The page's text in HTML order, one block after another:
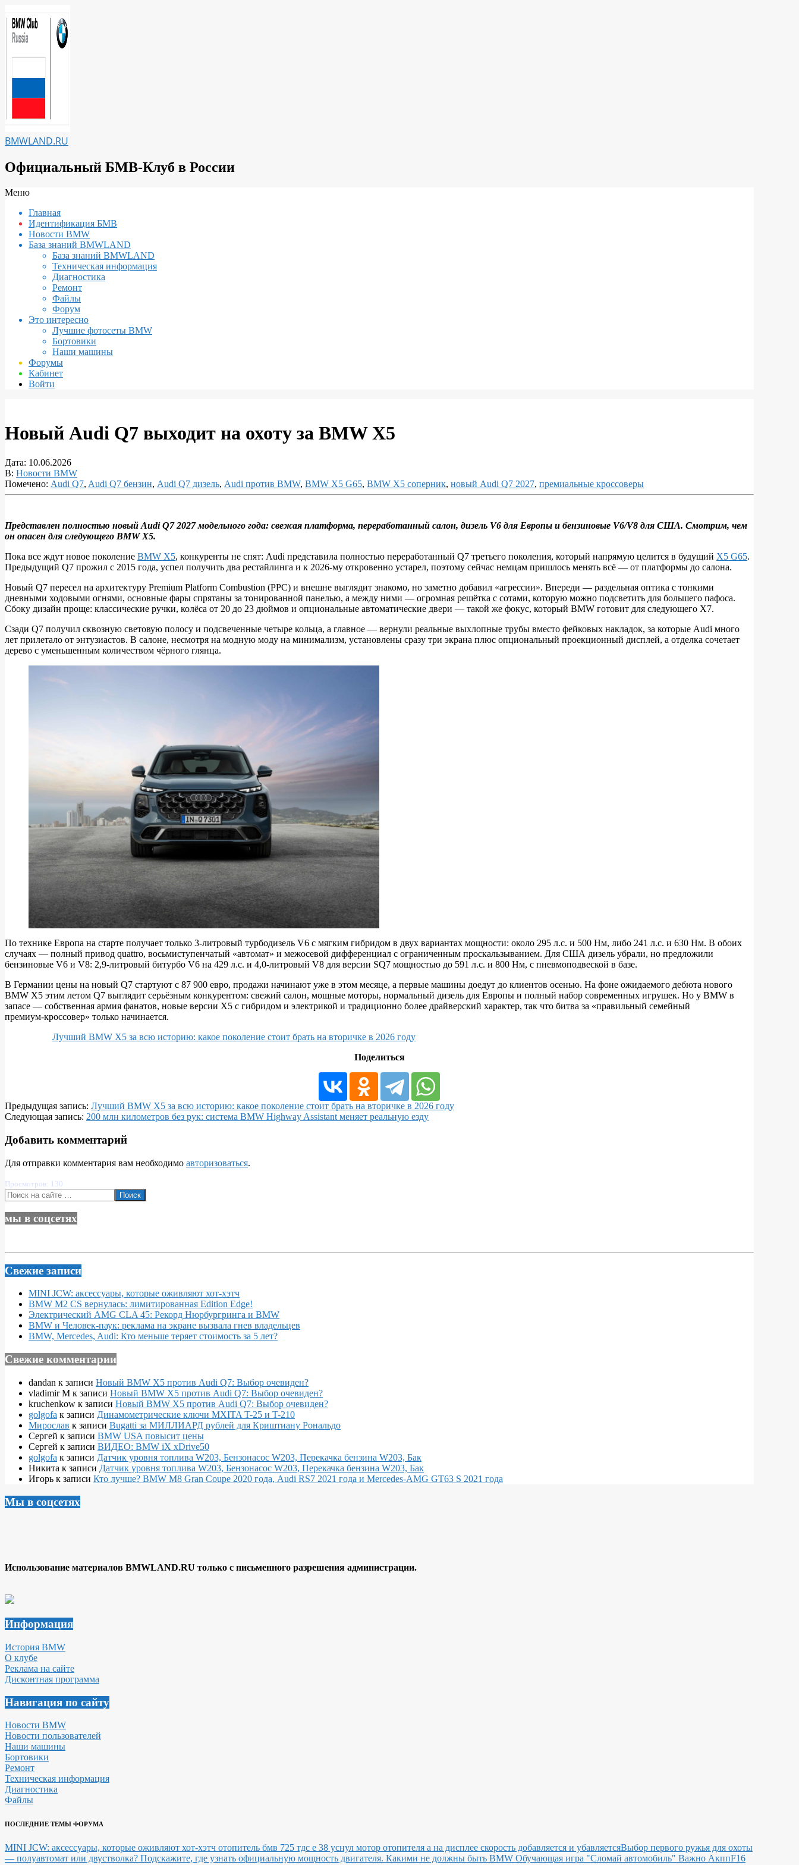
к
содержимому
BMWLAND.RU
Официальный БМВ-Клуб в России
Вторичное
навигации
Меню
Главная
Идентификация БМВ
Новости BMW
База знаний BMWLAND
База знаний BMWLAND
Техническая информация
Диагностика
Ремонт
Файлы
Форум
Это интересно
Лучшие фотосеты BMW
Бортовики
Наши машины
Форумы
Кабинет
Войти
Новый Audi Q7 выходит на охоту за BMW X5
Дата: 10.06.2026
В: Новости BMW
Помечено: Audi Q7, Audi Q7 бензин, Audi Q7 дизель, Audi против BMW, BMW X5 G65, BMW X5 соперник, новый Audi Q7 2027, премиальные кроссоверы
Новый
Audi
Q7
выходит
на
за
BMW
Представлен полностью новый Audi Q7 2027 модельного года: свежая платформа, переработанный салон, дизель V6 для Европы и бензиновые V6/V8 для США. Смотрим, чем
он опасен для следующего BMW X5.
Пока все ждут новое поколение BMW X5, конкуренты не спят: Audi представила полностью переработанный Q7 третьего поколения, который напрямую целится в будущий X5 G65.
Предыдущий Q7 прожил с 2015 года, успел получить два рестайлинга и к 2026‑му откровенно устарел, поэтому сейчас немцам пришлось менять всё — от платформы до салона.
Новый Q7 пересел на архитектуру Premium Platform Combustion (PPC) и внешне выглядит знакомо, но заметно добавил «агрессии». Впереди — раздельная оптика с тонкими
дневными ходовыми огнями, основные фары спрятаны за тонированной панелью, а между ними — огромная решётка с сотами, которую можно подсветить для большего пафоса.
Сбоку дизайн проще: классические ручки, колёса от 20 до 23 дюймов и опциональные автоматические двери — такой же фокус, который BMW готовит для следующего X7.
Сзади Q7 получил сквозную световую полосу и подсвеченные четыре кольца, а главное — вернули реальные выхлопные трубы вместо фейковых накладок, за которые Audi много
лет прилетало от энтузиастов. В салоне, несмотря на модную моду на минимализм, установлены сразу три экрана плюс опциональный проекционный дисплей, а отделка сочетает
дерево с уменьшенным количеством чёрного глянца.
По технике Европа на старте получает только 3‑литровый турбодизель V6 с мягким гибридом в двух вариантах мощности: около 295 л.с. и 500 Нм, либо 241 л.с. и 630 Нм. В обоих
случаях — полный привод quattro, восьмиступенчатый «автомат» и межосевой дифференциал с ограниченным проскальзыванием. Для США дизель убрали, но предложили
бензиновые V6 и V8: 2,9‑литровый битурбо V6 на 429 л.с. и 4,0‑литровый V8 для версии SQ7 мощностью до 591 л.с. и 800 Нм, с пневмоподвеской в базе.
В Германии цены на новый Q7 стартуют с 87 900 евро, продажи начинают уже в этом месяце, а первые машины доедут до клиентов осенью. На фоне ожидаемого дебюта нового
BMW X5 этим летом Q7 выглядит серьёзным конкурентом: свежий салон, мощные моторы, нормальный дизель для Европы и полный набор современных игрушек. Но у BMW в
запасе — собственная армия фанатов, новые версии X5 с гибридом и электрикой и традиционно более драйверский характер, так что битва за «правильный семейный
премиум‑кроссовер» только начинается.
Лучший BMW X5 за всю историю: какое поколение стоит брать на вторичке в 2026 году
Поделиться
2026-
06-
Предыдущая запись: Лучший BMW X5 за всю историю: какое поколение стоит брать на вторичке в 2026 году
Следующая запись: 200 млн километров без рук: система BMW Highway Assistant меняет реальную езду
Добавить комментарий
Для отправки комментария вам необходимо авторизоваться.
Просмотров: 130
Поиск
мы в соцсетях
Свежие записи
MINI JCW: аксессуары, которые оживляют хот-хэтч
BMW M2 CS вернулась: лимитированная Edition Edge!
Электрический AMG CLA 45: Рекорд Нюрбургринга и BMW
BMW и Человек-паук: реклама на экране вызвала гнев владельцев
BMW, Mercedes, Audi: Кто меньше теряет стоимость за 5 лет?
Свежие комментарии
dandan к записи Новый BMW X5 против Audi Q7: Выбор очевиден?
vladimir M к записи Новый BMW X5 против Audi Q7: Выбор очевиден?
kruchenkow к записи Новый BMW X5 против Audi Q7: Выбор очевиден?
golgofa к записи Динамометрические ключи MXITA T-25 и T-210
Мирослав к записи Bugatti за МИЛЛИАРД рублей для Криштиану Рональдо
Сергей к записи BMW USA повысит цены
Сергей к записи ВИДЕО: BMW iX xDrive50
golgofa к записи Датчик уровня топлива W203, Бензонасос W203, Перекачка бензина W203, Бак
Никита к записи Датчик уровня топлива W203, Бензонасос W203, Перекачка бензина W203, Бак
Игорь к записи Кто лучше? BMW M8 Gran Coupe 2020 года, Audi RS7 2021 года и Mercedes-AMG GT63 S 2021 года
Мы в соцсетях
Использование материалов BMWLAND.RU только с письменного разрешения администрации.
Информация
История BMW
О клубе
Реклама на сайте
Дисконтная программа
Навигация по сайту
Новости BMW
Новости пользователей
Наши машины
Бортовики
Ремонт
Техническая информация
Диагностика
Файлы
ПОСЛЕДНИЕ ТЕМЫ ФОРУМА
MINI JCW: аксессуары, которые оживляют хот-хэтч отопитель бмв 725 тдс е 38 уснул мотор отопителя а на дисплее скорость добавляется и убавляетсяВыбор первого ружья для охоты
— полуавтомат или двустволка? Подскажите, где узнать официальную мощность двигателя. Какими не должны быть BMW Обучающая игра "Сломай автомобиль" Важно АкппF16